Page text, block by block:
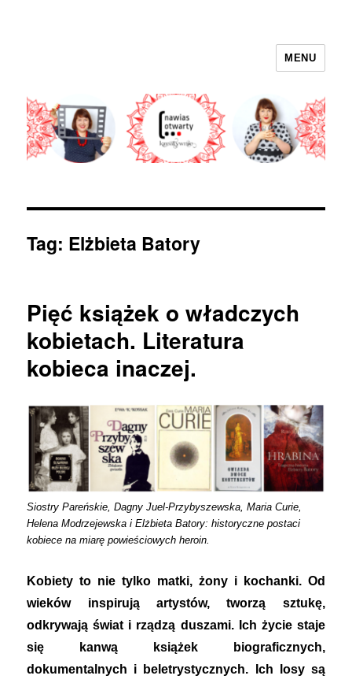
MENU
Tag: Elżbieta Batory
Pięć książek o władczych
kobietach. Literatura
kobieca inaczej.
Siostry Pareńskie, Dagny Juel-Przybyszewska, Maria Curie,
Helena Modrzejewska i Elżbieta Batory: historyczne postaci
kobiece na miarę powieściowych heroin.
Kobiety to nie tylko matki, żony i kochanki. Od
wieków inspirują artystów, tworzą sztukę,
odkrywają świat i rządzą duszami. Ich życie staje
się kanwą książek biograficznych,
dokumentalnych i beletrystycznych. Ich losy są